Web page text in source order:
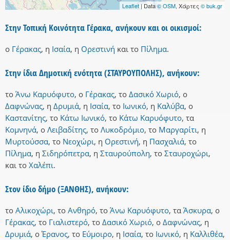
Leaflet | Data© OSM, Χάρτες © buk.gr
Στην Τοπική Κοινότητα Γέρακα, ανήκουν και οι οικισμοί:
ο Γέρακας, η Ισαία, η Ορεστινή και το Πίλημα.
Στην ίδια Δημοτική ενότητα (ΣΤΑΥΡΟΥΠΟΛΗΣ), ανήκουν:
το Άνω Καρυόφυτο, ο Γέρακας, το Δασικό Χωριό, ο
Δαφνώνας, η Δρυμιά, η Ισαία, το Ιωνικό, η Καλύβα, ο
Καστανίτης, το Κάτω Ιωνικό, το Κάτω Καρυόφυτο, τα
Κομνηνά, ο Λειβαδίτης, το Λυκοδρόμιο, το Μαργαρίτι, η
Μυρτούσσα, το Νεοχώρι, η Ορεστινή, η Πασχαλιά, το
Πίλημα, η Σιδηρόπετρα, η Σταυρούπολη, το Σταυροχώρι,
και το Χαλέπι.
Στον ίδιο δήμο (ΞΑΝΘΗΣ), ανήκουν:
το Αλικοχώρι, το Ανθηρό, το Άνω Καρυόφυτο, τα Άσκυρα, ο
Γέρακας, το Γιαλιστερό, το Δασικό Χωριό, ο Δαφνώνας, η
Δρυμιά, ο Έρανος, το Εύμοιρο, η Ισαία, το Ιωνικό, η Καλλιθέα,